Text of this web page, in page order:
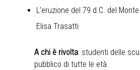
L’eruzione del 79 d.C. del
Elisa Trasatti
A chi è rivolta: studenti delle
pubblico di tutte le età